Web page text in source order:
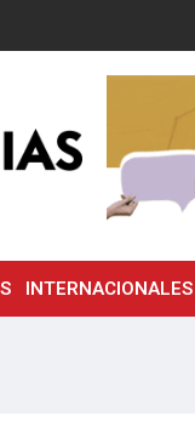
INTERNACIONALES